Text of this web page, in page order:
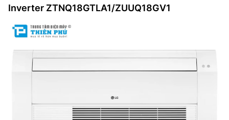
Inverter ZTNQ18GTLA1/ZUUQ18GV1